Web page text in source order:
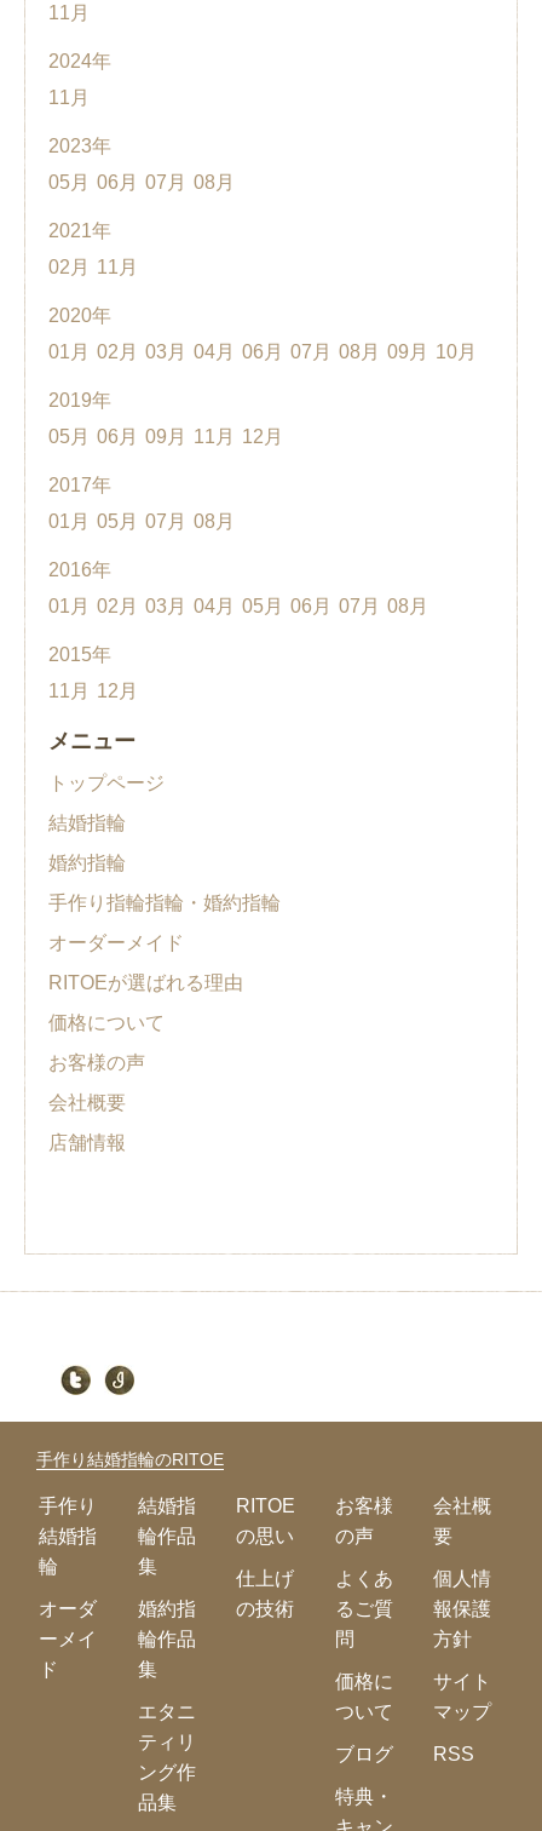
11月
2024年
11月
2023年
05月 06月 07月 08月
2021年
02月
11月
2020年
01月 02月 03月 04月 06月 07月 08月 09月 10月
2019年
05月 06月 09月 11月 12月
2017年
01月 05月 07月 08月
2016年
01月 02月 03月 04月 05月 06月 07月 08月
2015年
11月
12月
メニュー
トップページ
結婚指輪
婚約指輪
手作り指輪指輪・婚約指輪
オーダーメイド
RITOEが選ばれる理由
価格について
お客様の声
会社概要
店舗情報
手作り結婚指輪のRITOE
手作り
結婚指
輪
オーダ
ーメイ
ド
結婚指
輪作品
集
婚約指
輪作品
集
エタニ
ティリ
ング作
品集
RITOE
の思い
仕上げ
の技術
お客様
の声
よくあ
るご質
問
価格に
ついて
ブログ
特典・
キャン
会社概
要
個人情
報保護
方針
サイト
マップ
RSS